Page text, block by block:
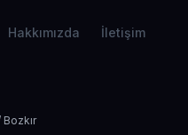
Hakkımızda İletişim